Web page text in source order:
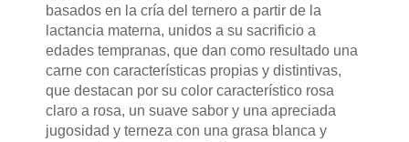
basados en la cría del ternero a partir de la
lactancia materna, unidos a su sacrificio a
edades tempranas, que dan como resultado una
carne con características propias y distintivas,
que destacan por su color característico rosa
claro a rosa, un suave sabor y una apreciada
jugosidad y terneza con una grasa blanca y